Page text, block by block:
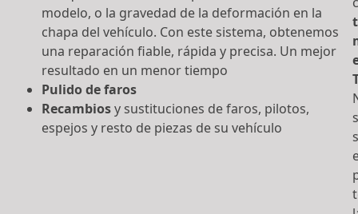
modelo, o la gravedad de la deformación en la
chapa del vehículo. Con este sistema, obtenemos
una reparación fiable, rápida y precisa. Un mejor
resultado en un menor tiempo
Pulido de faros
Recambiosy sustituciones de faros, pilotos,
espejos y resto de piezas de su vehículo